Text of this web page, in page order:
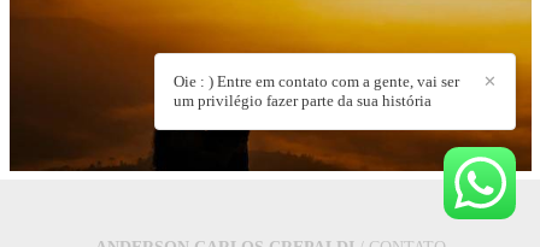
✕
Oie : ) Entre em contato com a gente, vai ser
um privilégio fazer parte da sua história